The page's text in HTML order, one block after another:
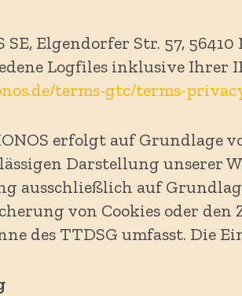
Elgendorfer Str. 57,
Logfiles inklusive Ihrer
terms-gtc/terms-
erfolgt auf Grundlage
Darstellung unserer
ausschließlich auf
von Cookies oder den
des TTDSG umfasst. Die